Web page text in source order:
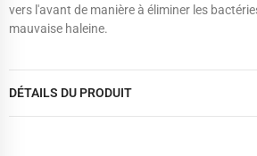
vers l'avant de manière à éliminer les
mauvaise haleine.
DÉTAILS DU PRODUIT